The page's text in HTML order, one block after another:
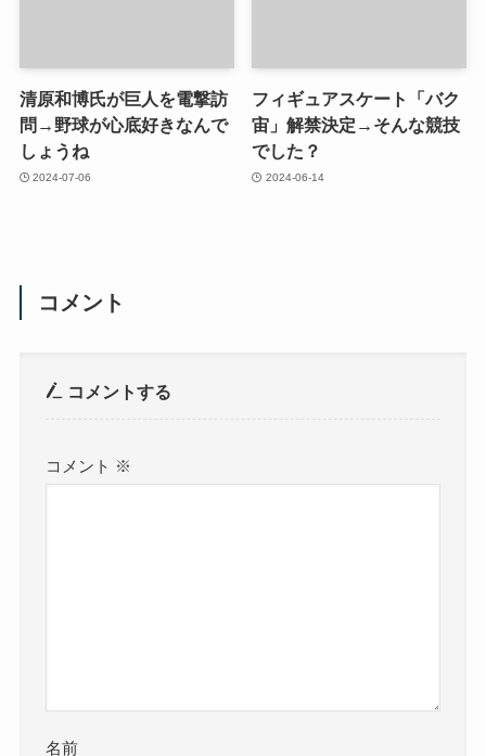
清原和博氏が巨人を電撃訪
問→野球が心底好きなんで
しょうね
2024-07-06
フィギュアスケート「バク
宙」解禁決定→そんな競技
でした？
2024-06-14
コメント
コメントする
コメント ※
名前